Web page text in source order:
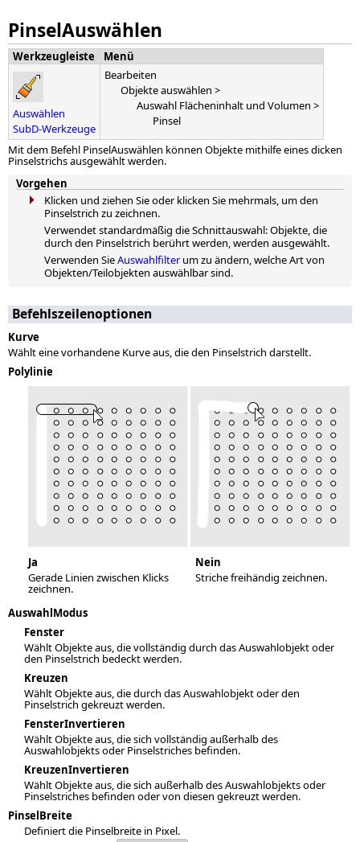
PinselAuswählen
Werkzeugleiste Menü
Auswählen
SubD-Werkzeuge
Bearbeiten
Objekte auswählen >
Auswahl Flächeninhalt und Volumen >
Pinsel
Mit dem Befehl PinselAuswählen können Objekte mithilfe eines dicken
Pinselstrichs ausgewählt werden.
Vorgehen
Klicken und ziehen Sie oder klicken Sie mehrmals, um den
Pinselstrich zu zeichnen.
Verwendet standardmäßig die Schnittauswahl: Objekte, die
durch den Pinselstrich berührt werden, werden ausgewählt.
Verwenden SieAuswahlfilterum zu ändern, welche Art von
Objekten/Teilobjekten auswählbar sind.
Befehlszeilenoptionen
Kurve
Wählt eine vorhandene Kurve aus, die den Pinselstrich darstellt.
Polylinie
Ja
Gerade Linien zwischen Klicks
zeichnen.
Nein
Striche freihändig zeichnen.
AuswahlModus
Fenster
Wählt Objekte aus, die vollständig durch das Auswahlobjekt oder
den Pinselstrich bedeckt werden.
Kreuzen
Wählt Objekte aus, die durch das Auswahlobjekt oder den
Pinselstrich gekreuzt werden.
FensterInvertieren
Wählt Objekte aus, die sich vollständig außerhalb des
Auswahlobjekts oder Pinselstriches befinden.
KreuzenInvertieren
Wählt Objekte aus, die sich außerhalb des Auswahlobjekts oder
Pinselstriches befinden oder von diesen gekreuzt werden.
PinselBreite
Definiert die Pinselbreite in Pixel.